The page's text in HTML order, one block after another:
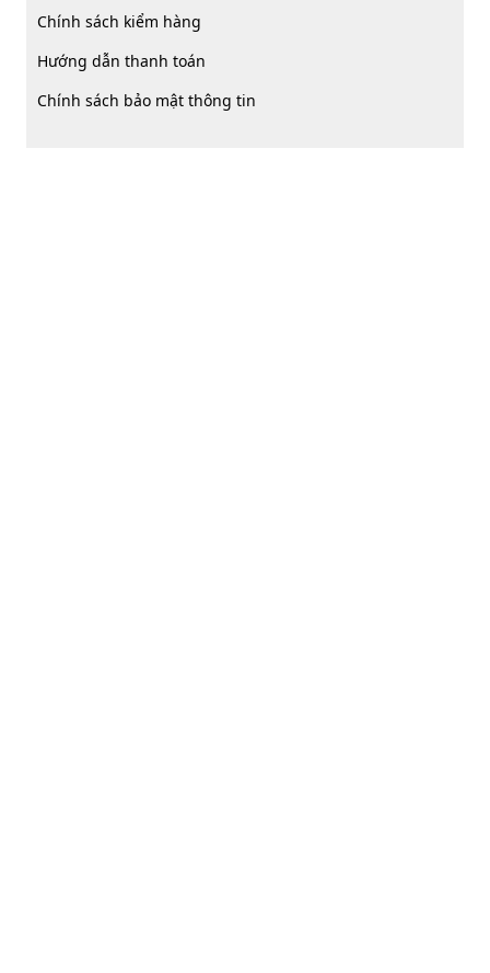
Chính sách kiểm hàng
Hướng dẫn thanh toán
Chính sách bảo mật thông tin